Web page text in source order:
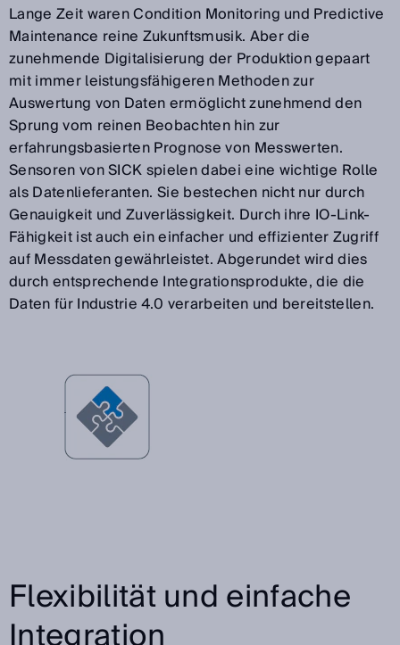
Lange Zeit waren Condition Monitoring und Predictive
Maintenance reine Zukunftsmusik. Aber die
zunehmende Digitalisierung der Produktion gepaart
mit immer leistungsfähigeren Methoden zur
Auswertung von Daten ermöglicht zunehmend den
Sprung vom reinen Beobachten hin zur
erfahrungsbasierten Prognose von Messwerten.
Sensoren von SICK spielen dabei eine wichtige Rolle
als Datenlieferanten. Sie bestechen nicht nur durch
Genauigkeit und Zuverlässigkeit. Durch ihre IO-Link-
Fähigkeit ist auch ein einfacher und effizienter Zugriff
auf Messdaten gewährleistet. Abgerundet wird dies
durch entsprechende Integrationsprodukte, die die
Daten für Industrie 4.0 verarbeiten und bereitstellen.
Flexibilität und einfache